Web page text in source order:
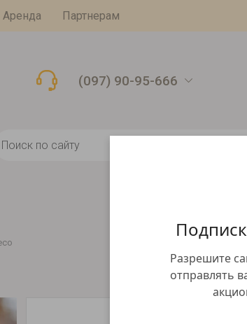
Разрешите
отправлять
Аренда Партнерам
(097) 90-95-666